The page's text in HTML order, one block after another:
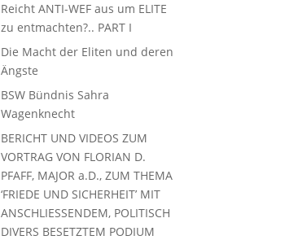
Reicht ANTI-WEF aus um ELITE
zu entmachten?.. PART I
Die Macht der Eliten und deren
Ängste
BSW Bündnis Sahra
Wagenknecht
BERICHT UND VIDEOS ZUM
VORTRAG VON FLORIAN D.
PFAFF, MAJOR a.D., ZUM THEMA
‘FRIEDE UND SICHERHEIT’ MIT
ANSCHLIESSENDEM, POLITISCH
DIVERS BESETZTEM PODIUM